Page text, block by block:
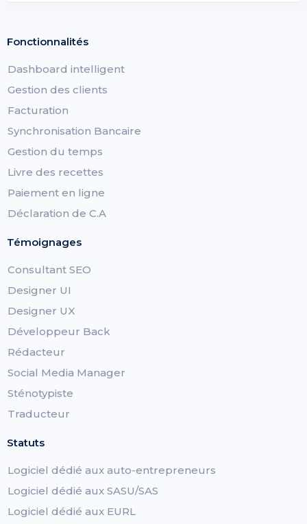
Fonctionnalités
Dashboard intelligent
Gestion des clients
Facturation
Synchronisation Bancaire
Gestion du temps
Livre des recettes
Paiement en ligne
Déclaration de C.A
Témoignages
Consultant SEO
Designer UI
Designer UX
Développeur Back
Rédacteur
Social Media Manager
Sténotypiste
Traducteur
Statuts
Logiciel dédié aux auto-entrepreneurs
Logiciel dédié aux SASU/SAS
Logiciel dédié aux EURL